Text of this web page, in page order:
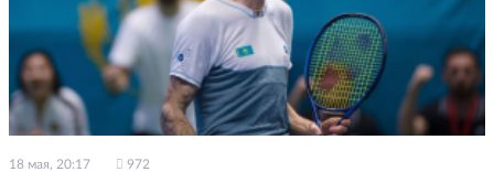
18 мая, 20:17 972